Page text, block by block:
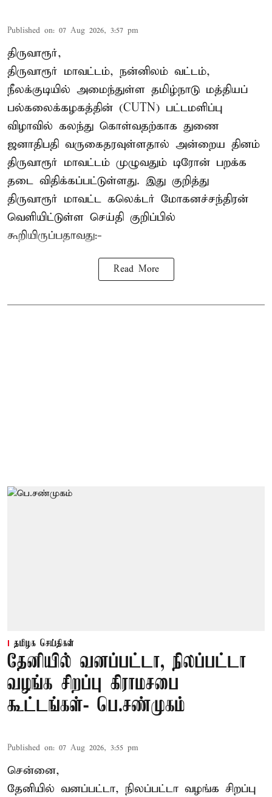
Published on: 07 Aug 2026, 3:57 pm
திருவாரூர்,
திருவாரூர் மாவட்டம், நன்னிலம் வட்டம்,
நீலக்குடியில் அமைந்துள்ள தமிழ்நாடு மத்தியப்
பல்கலைக்கழகத்தின் (CUTN) பட்டமளிப்பு
விழாவில் கலந்து கொள்வதற்காக துணை
ஜனாதிபதி வருகைதரவுள்ளதால் அன்றைய தினம்
திருவாரூர் மாவட்டம் முழுவதும் டிரோன் பறக்க
தடை விதிக்கப்பட்டுள்ளது. இது குறித்து
திருவாரூர் மாவட்ட கலெக்டர் மோகனச்சந்திரன்
வெளியிட்டுள்ள செய்தி குறிப்பில்
கூறியிருப்பதாவது:-
Read More
தமிழக செய்திகள்
தேனியில் வனப்பட்டா, நிலப்பட்டா
வழங்க சிறப்பு கிராமசபை
கூட்டங்கள்- பெ.சண்முகம்
Published on: 07 Aug 2026, 3:55 pm
சென்னை,
தேனியில் வனப்பட்டா, நிலப்பட்டா வழங்க சிறப்பு